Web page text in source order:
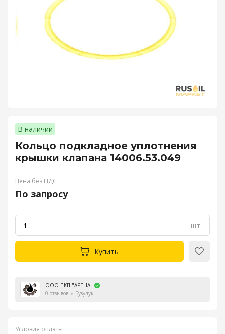
В наличии
Кольцо подкладное уплотнения
крышки клапана 14006.53.049
Цена без НДС
По запросу
шт.
Купить
ООО ПКП "АРЕНА"
0 отзывов
Бузулук
Условия оплаты